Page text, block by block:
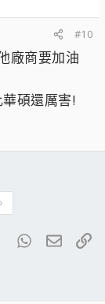
#10
廠商要加油
碩還厲害!
TumblrWhatsApp
電子